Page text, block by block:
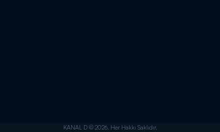
KANAL D © 2026. Her Hakkı Saklıdır.